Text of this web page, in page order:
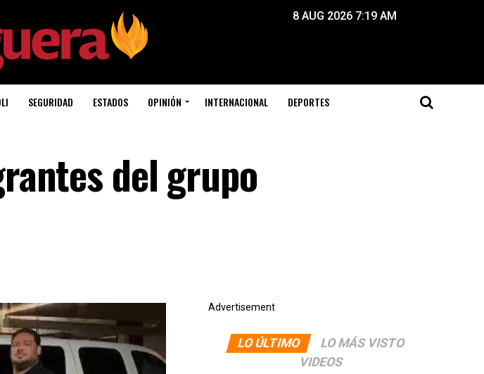
8 AUG 2026 7:19 AM
SEGURIDAD ESTADOS OPINIÓN INTERNACIONAL DEPORTES
del grupo
Advertisement
LO ÚLTIMO
LO MÁS VISTO
VIDEOS